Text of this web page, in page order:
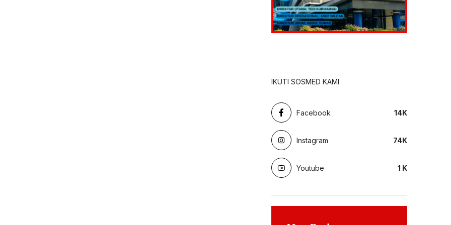
IKUTI SOSMED KAMI
Facebook 14K
Instagram 74K
Youtube 1 K